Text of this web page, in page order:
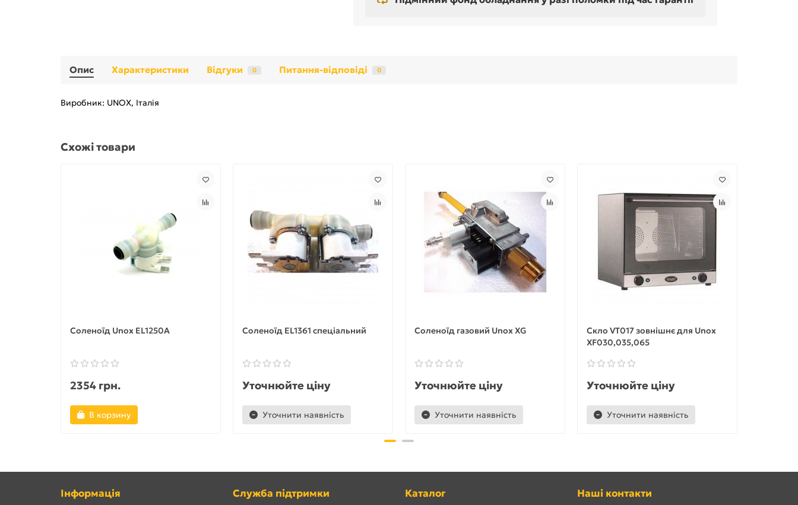
Опис Характеристики Відгуки 0 Питання-відповіді 0
Виробник: UNOX, Італія
Схожі товари
Соленоїд Unox EL1250A
2354 грн.
В корзину
Соленоїд EL1361 спеціальний
Уточнюйте ціну
Уточнити наявність
Соленоїд газовий Unox XG
Уточнюйте ціну
Уточнити наявність
Скло VT017 зовнішнє для Unox
XF030,035,065
Уточнюйте ціну
Уточнити наявність
Інформація Служба підтримки Каталог Наші контакти